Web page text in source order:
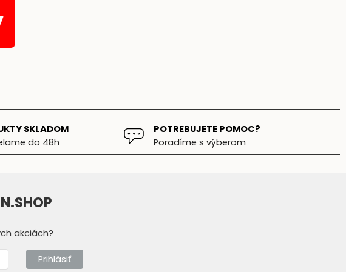
SKLADOM
do 48h
POTREBUJETE POMOC?
Poradíme s výberom
akciách?
Prihlásiť